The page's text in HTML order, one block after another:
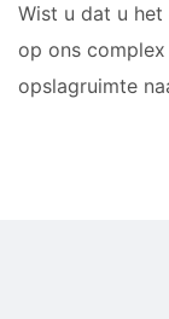
Wist u dat u het
op ons
opslagruimte